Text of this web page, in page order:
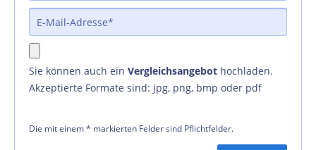
Sie können auch ein Vergleichsangebot hochladen.
Akzeptierte Formate sind: jpg, png, bmp oder pdf
Die mit einem * markierten Felder sind Pflichtfelder.